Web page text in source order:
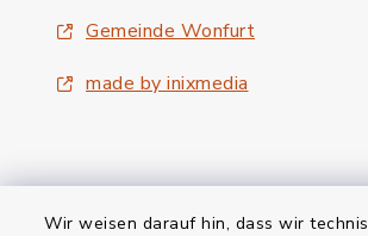
Wir weisen darauf hin, dass wir
Gemeinde Wonfurt
made by inixmedia